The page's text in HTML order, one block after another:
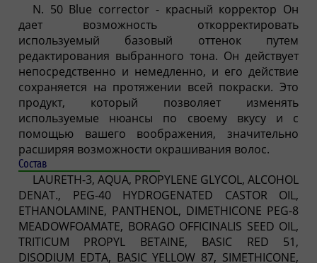
N. 50 Blue corrector - красный корректор Он
дает возможность откорректировать
используемый базовый оттенок путем
редактирования выбранного тона. Он действует
непосредственно и немедленно, и его действие
сохраняется на протяжении всей покраски. Это
продукт, который позволяет изменять
используемые нюансы по своему вкусу и с
помощью вашего воображения, значительно
расширяя возможности окрашивания волос.
Состав
LAURETH-3, AQUA, PROPYLENE GLYCOL, ALCOHOL
DENAT., PEG-40 HYDROGENATED CASTOR OIL,
ETHANOLAMINE, PANTHENOL, DIMETHICONE PEG-8
MEADOWFOAMATE, BORAGO OFFICINALIS SEED OIL,
TRITICUM PROPYL BETAINE, BASIC RED 51,
DISODIUM EDTA, BASIC YELLOW 87, SIMETHICONE,